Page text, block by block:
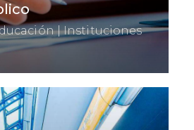
| Instituciones